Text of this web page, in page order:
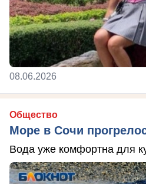
08.06.2026
Общество
Море в Сочи
Вода уже комфортна для